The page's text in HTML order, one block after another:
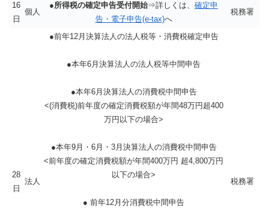
16
日
個人
●所得税の確定申告受付開始⇒詳しくは、 確定申
告・電子申告(e-tax)へ
税務署
28
日
法人
●前年12月決算法人の法人税等・消費税確定申告
●本年6月決算法人の法人税等中間申告
●本年6月決算法人の消費税中間申告
<(消費税)前年度の確定消費税額が年間48万円超400
万円以下の場合>
●本年9月・6月・3月決算法人の消費税中間申告
<前年度の確定消費税額が年間400万円 超4,800万円
以下の場合>
● 前年12月分消費税中間申告
税務署